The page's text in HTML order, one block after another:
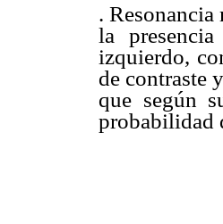
.
la
izquierdo,
de contraste
que según
probabilidad